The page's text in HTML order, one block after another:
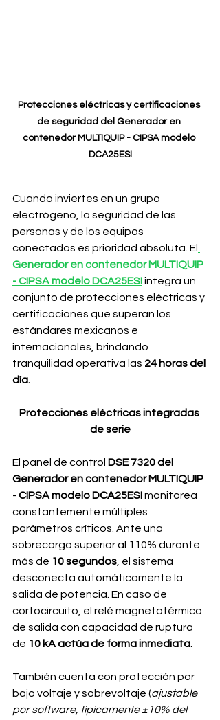
Protecciones eléctricas y certificaciones
de seguridad del Generador en
contenedor MULTIQUIP - CIPSA modelo
DCA25ESI
Cuando inviertes en un grupo
electrógeno, la seguridad de las
personas y de los equipos
conectados es prioridad absoluta. El
Generador en contenedor MULTIQUIP
- CIPSA modelo DCA25ESIintegra un
conjunto de protecciones eléctricas y
certificaciones que superan los
estándares mexicanos e
internacionales, brindando
tranquilidad operativa las 24 horas del
día.
Protecciones eléctricas integradas
de serie
El panel de control DSE 7320 del
Generador en contenedor MULTIQUIP
- CIPSA modelo DCA25ESI monitorea
constantemente múltiples
parámetros críticos. Ante una
sobrecarga superior al 110% durante
más de 10 segundos , el sistema
desconecta automáticamente la
salida de potencia. En caso de
cortocircuito, el relé magnetotérmico
de salida con capacidad de ruptura
de 10 kA actúa de forma inmediata.
También cuenta con protección por
bajo voltaje y sobrevoltaje (ajustable
por software, típicamente ±10% del